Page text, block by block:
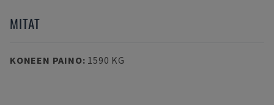
MITAT
KONEEN PAINO: 1590 KG